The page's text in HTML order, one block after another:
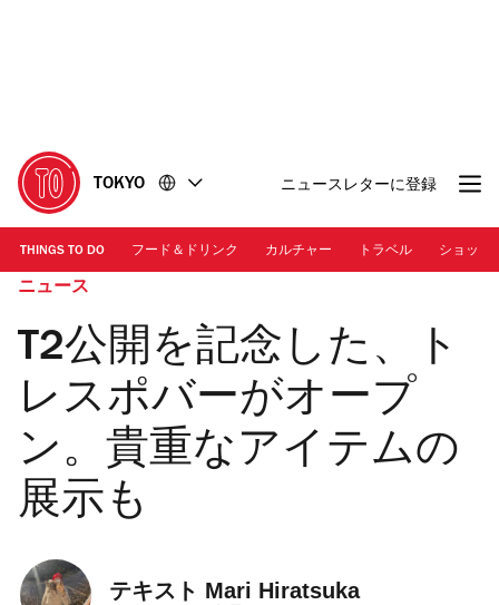
に
移
動
移
動
TOKYO ニュースレターに登録
THINGS TO DO フード＆ドリンク カルチャー トラベル ショッピ
ニュース
T2公開を記念した、ト
レスポバーがオープ
ン。貴重なアイテムの
展示も
テキスト Mari Hiratsuka